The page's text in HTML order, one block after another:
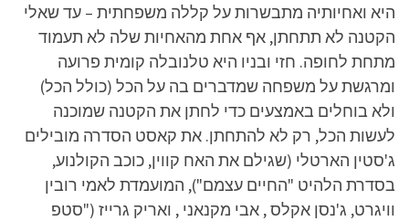
היא ואחיותיה מתבשרות על קללה משפחתית – עד שאלי
הקטנה לא תתחתן, אף אחת מהאחיות שלה לא תעמוד
מתחת לחופה. חזי ובניו היא טלנובלה קומית פרועה
ומרגשת על משפחה שמדברים בה על הכל (כולל הכל)
ולא בוחלים באמצעים כדי לחתן את הקטנה שמוכנה
לעשות הכל, רק לא להתחתן. את קאסט הסדרה מובילים
ג'סטין הארטלי (שגילם את האח קווין, כוכב הקולנוע,
בסדרת הלהיט "החיים עצמם"), המועמדת לאמי רובין
וויגרט, ג'נסן אקלס , אבי מקנאני , ואריק גרייז ("סטפ